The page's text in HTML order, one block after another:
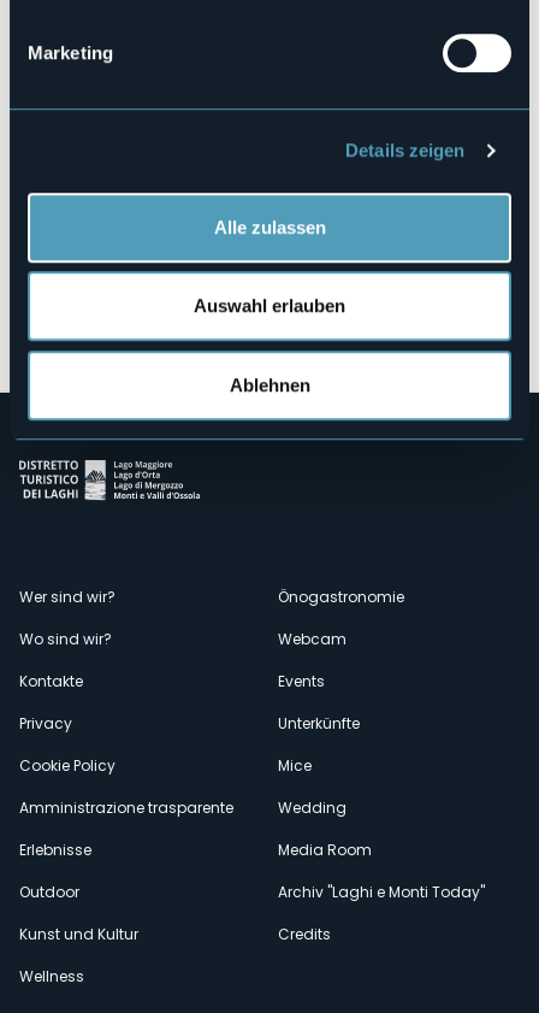
Marketing
Details zeigen
Alle zulassen
Auswahl erlauben
Ablehnen
Via Belitrandi, 2/a, Vocogno
28852 - Craveggia (VB)
Öffnen Sie die Karte
Menù
secondario
Wer sind wir?
Wo sind wir?
Kontakte
Privacy
Cookie Policy
Amministrazione trasparente
Erlebnisse
Outdoor
Kunst und Kultur
Wellness
Önogastronomie
Webcam
Events
Unterkünfte
Mice
Wedding
Media Room
Archiv "Laghi e Monti Today"
Credits